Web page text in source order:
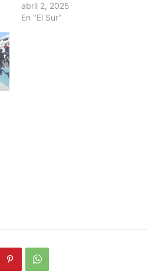
abril 2, 2025
En "El Sur"